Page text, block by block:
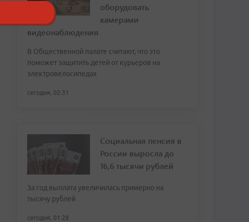
оборудовать
камерами
видеонаблюдения
В Общественной палате считают, что это
поможет защитить детей от курьеров на
электровелосипедах
сегодня, 02:31
Социальная пенсия в
России выросла до
16,6 тысячи рублей
За год выплата увеличилась примерно на
тысячу рублей
сегодня, 01:28